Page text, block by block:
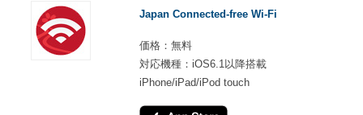
Japan Connected-free Wi-Fi
価格：無料
対応機種：iOS6.1以降搭載
iPhone/iPad/iPod touch